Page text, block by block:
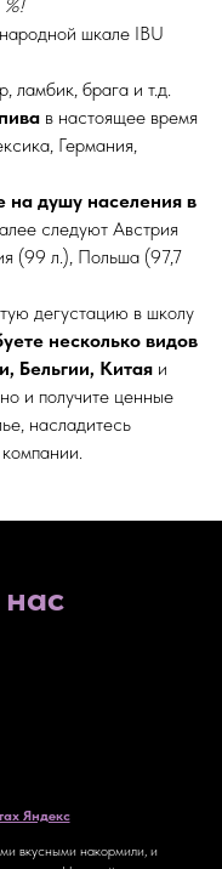
шкале IBU
ламбик, брага и т.д.
в настоящее время
Германия,
на душу населения в
следуют Австрия
(99 л.), Польша (97,7
дегустацию в школу
несколько видов
Бельгии, Китая и
и получите ценные
насладитесь
Яндекс
вкусными накормили, и